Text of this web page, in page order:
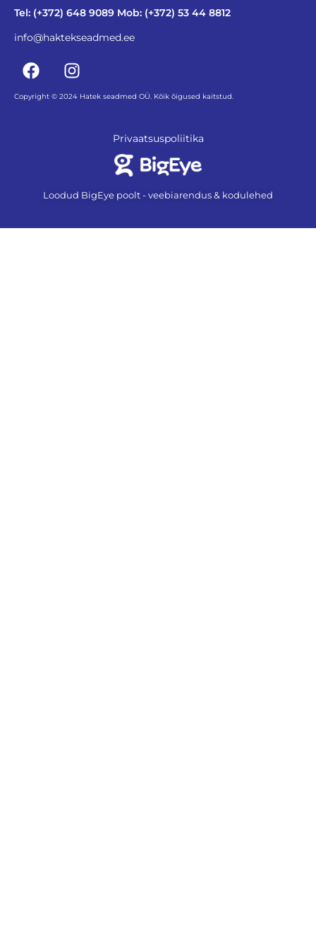
Tel: (+372) 648 9089 Mob: (+372) 53 44 8812
info@haktekseadmed.ee
Copyright © 2024 Hatek seadmed OÜ. Kõik õigused kaitstud.
Privaatsuspoliitika
Loodud BigEye poolt - veebiarendus & kodulehed